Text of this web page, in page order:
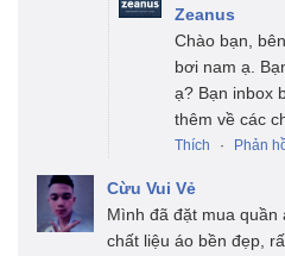
Zeanus
Chào bạn,
bơi nam ạ.
ạ? Bạn inbox
thêm về các
Thích · Phản
Cừu Vui Vẻ
Mình đã đặt mua
chất liệu áo bền đẹp,